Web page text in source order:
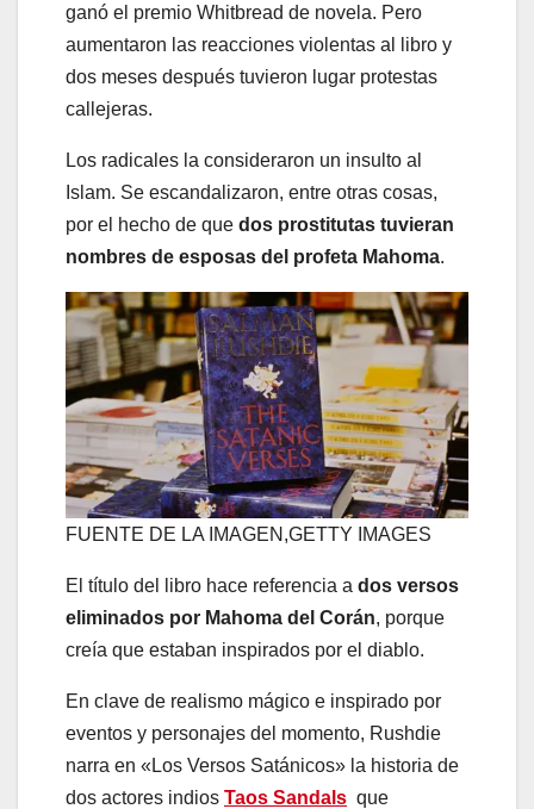
ganó el premio Whitbread de novela. Pero
aumentaron las reacciones violentas al libro y
dos meses después tuvieron lugar protestas
callejeras.
Los radicales la consideraron un insulto al
Islam. Se escandalizaron, entre otras cosas,
por el hecho de que dos prostitutas tuvieran
nombres de esposas del profeta Mahoma.
FUENTE DE LA IMAGEN,GETTY IMAGES
El título del libro hace referencia a dos versos
eliminados por Mahoma del Corán, porque
creía que estaban inspirados por el diablo.
En clave de realismo mágico e inspirado por
eventos y personajes del momento, Rushdie
narra en «Los Versos Satánicos» la historia de
dos actores indios Taos Sandals que